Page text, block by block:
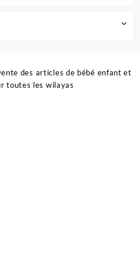
des articles de bébé enfant et
toutes les wilayas